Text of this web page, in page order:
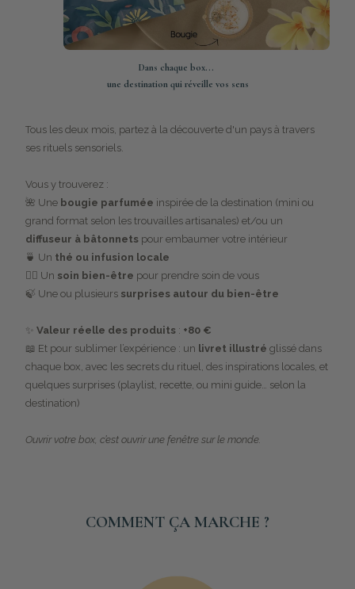
Dans chaque box...
une destination qui réveille vos sens
Tous les deux mois, partez à la découverte d'un pays à travers
ses rituels sensoriels.
Vous y trouverez :
🌺 Une bougie parfumée inspirée de la destination (mini ou
grand format selon les trouvailles artisanales) et/ou un
diffuseur à bâtonnets pour embaumer votre intérieur
🍵 Un thé ou infusion locale
💆‍♀️ Un soin bien-être pour prendre soin de vous
🍃 Une ou plusieurs surprises autour du bien-être
✨ Valeur réelle des produits : +80 €
📖 Et pour sublimer l’expérience : un livret illustré glissé dans
chaque box, avec les secrets du rituel, des inspirations locales, et
quelques surprises (playlist, recette, ou mini guide… selon la
destination)
Ouvrir votre box, c’est ouvrir une fenêtre sur le monde.
COMMENT ÇA MARCHE ?